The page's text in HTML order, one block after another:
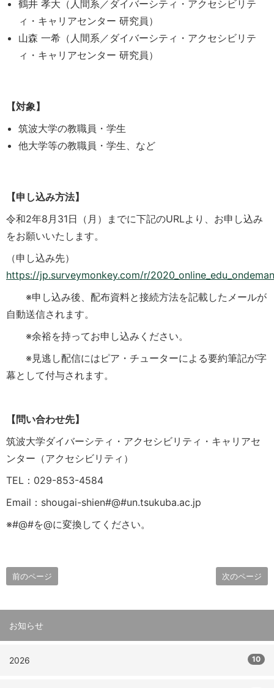
鶴井 孝大（人間系／ダイバーシティ・アクセシビリテ
ィ・キャリアセンター 研究員）
山森 一希（人間系／ダイバーシティ・アクセシビリテ
ィ・キャリアセンター 研究員）
【対象】
筑波大学の教職員・学生
他大学等の教職員・学生、など
【申し込み方法】
令和2年8月31日（月）までに下記のURLより、お申し込み
をお願いいたします。
（申し込み先）
https://jp.surveymonkey.com/r/
※申し込み後、配布資料と接続方法を記載したメールが
自動送信されます。
※余裕を持ってお申し込みください。
※見逃し配信にはピア・チューターによる要約筆記が字
幕として付与されます。
【問い合わせ先】
筑波大学ダイバーシティ・アクセシビリティ・キャリアセ
ンター（アクセシビリティ）
TEL：029-853-4584
Email：shougai-shien#@#un.tsukuba.ac.jp
※#@#を@に変換してください。
前のページ 次のページ
お知らせ
2026 10